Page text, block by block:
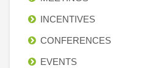
INCENTIVES
СONFERENCES
EVENTS